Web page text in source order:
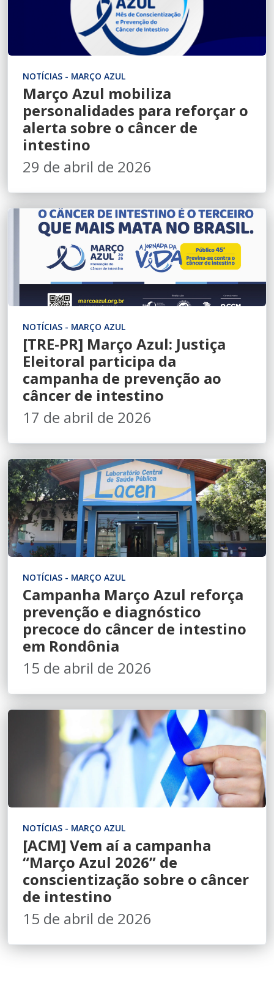
NOTÍCIAS - MARÇO AZUL
Março Azul mobiliza
personalidades para reforçar o
alerta sobre o câncer de
intestino
29 de abril de 2026
NOTÍCIAS - MARÇO AZUL
[TRE-PR] Março Azul: Justiça
Eleitoral participa da
campanha de prevenção ao
câncer de intestino
17 de abril de 2026
NOTÍCIAS - MARÇO AZUL
Campanha Março Azul reforça
prevenção e diagnóstico
precoce do câncer de intestino
em Rondônia
15 de abril de 2026
NOTÍCIAS - MARÇO AZUL
[ACM] Vem aí a campanha
“Março Azul 2026” de
conscientização sobre o câncer
de intestino
15 de abril de 2026